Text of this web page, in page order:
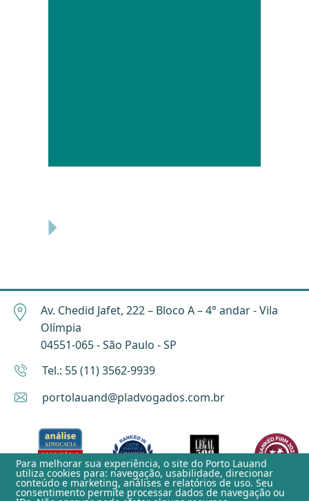
Av. Chedid Jafet, 222 – Bloco A – 4° andar - Vila
Olímpia
04551-065 - São Paulo - SP
Tel.: 55 (11) 3562-9939
portolauand@pladvogados.com.br
Para melhorar sua experiência, o site do Porto Lauand
utiliza cookies para: navegação, usabilidade, direcionar
conteúdo e marketing, análises e relatórios de uso. Seu
consentimento permite processar dados de navegação ou